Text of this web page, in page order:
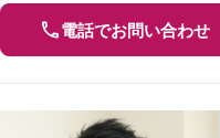
電話でお問い合わせ